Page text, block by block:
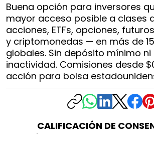
Buena opción para inversores
mayor acceso posible a clases
acciones, ETFs, opciones,
y criptomonedas — en más de
globales. Sin depósito mínimo
inactividad. Comisiones desde
acción para bolsa
CALIFICACIÓN DE